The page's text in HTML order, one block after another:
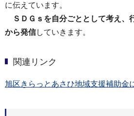
に伝えています。
ＳＤＧｓを自分ごととして考え、
から発信していきます。
関連リンク
旭区きらっとあさひ地域支援補助金